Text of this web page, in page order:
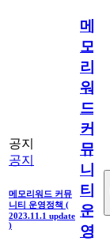
공지
공지
메모리워드 커뮤
니티 운영정책 (
2023.11.1 update
)
메
모
리
워
드
커
뮤
니
티
운
영